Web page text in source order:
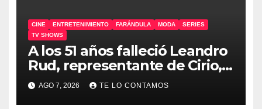
CINE ENTRETENIMIENTO FARÁNDULA MODA
SERIES
TV SHOWS
A los 51 años falleció Leandro
Rud, representante de Cirio,
Loly, Marengo y Maglietti
AGO 7, 2026 TE LO CONTAMOS